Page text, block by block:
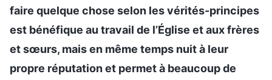
faire quelque chose selon les vérités-principes
est bénéfique au travail de l’Église et aux frères
et sœurs, mais en même temps nuit à leur
propre réputation et permet à beaucoup de